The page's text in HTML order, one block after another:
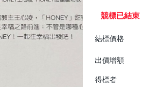
競標已結束
結標價格
出價增額
得標者